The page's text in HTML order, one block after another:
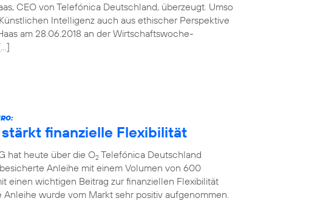
CEO von Telefónica Deutschland, überzeugt. Umso
Intelligenz auch aus ethischer Perspektive
am 28.06.2018 an der Wirtschaftswoche-
finanzielle Flexibilität
hat heute über die O2 Telefónica Deutschland
Anleihe mit einem Volumen von 600
einen wichtigen Beitrag zur finanziellen Flexibilität
wurde vom Markt sehr positiv aufgenommen.